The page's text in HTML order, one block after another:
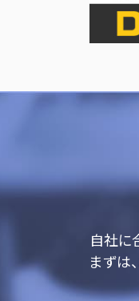
自社に
まずは